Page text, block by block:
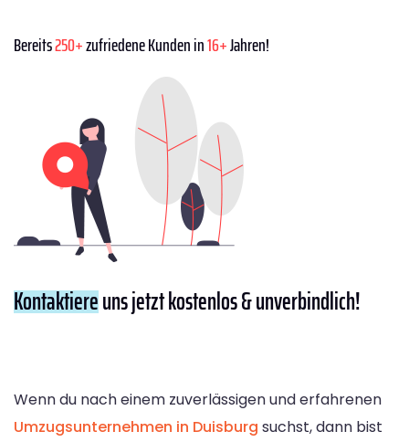
Bereits250+zufriedene Kunden in16+Jahren!
Kontaktiereuns jetzt kostenlos & unverbindlich!
Wenn du nach einem zuverlässigen und erfahrenen
Umzugsunternehmen in Duisburg suchst, dann bist